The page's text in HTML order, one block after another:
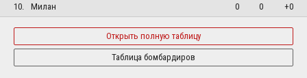
10.
Милан 0 0 +0
Открыть полную таблицу
Таблица бомбардиров